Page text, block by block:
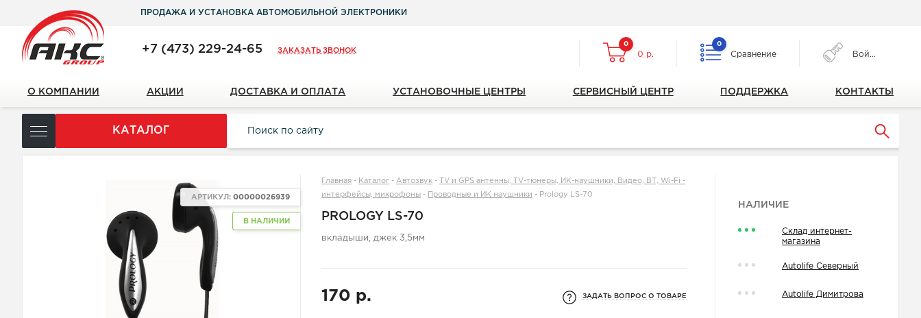
ПРОДАЖА И УСТАНОВКА АВТОМОБИЛЬНОЙ ЭЛЕКТРОНИКИ
+7 (473) 229-24-65 ЗАКАЗАТЬ ЗВОНОК
0
0 р.
0
Сравнение Войти
О КОМПАНИИ АКЦИИ ДОСТАВКА И ОПЛАТА УСТАНОВОЧНЫЕ ЦЕНТРЫ СЕРВИСНЫЙ ЦЕНТР ПОДДЕРЖКА КОНТАКТЫ
КАТАЛОГ
В НАЛИЧИИ
АРТИКУЛ:00000026939
Главная - Каталог -Автозвук -
TV и GPS антенны, TV-тюнеры, ИК-наушники, Видео, ВТ, Wi-Fi -
интерфейсы, микрофоны - Проводные и ИК наушники - Prology LS-70
PROLOGY LS-70
вкладыши, джек 3,5мм
170 р. ЗАДАТЬ ВОПРОС О ТОВАРЕ
НАЛИЧИЕ
Склад интернет-
магазина
Autolife Северный
Autolife Димитрова